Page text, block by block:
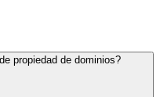
propiedad de dominios?